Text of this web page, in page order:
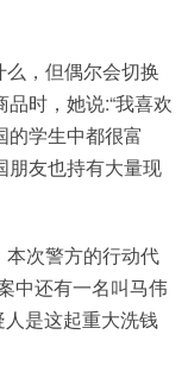
，但偶尔会切换
时，她说:“我喜欢
的学生中都很富
朋友也持有大量现
次警方的行动代
中还有一名叫马伟
是这起重大洗钱